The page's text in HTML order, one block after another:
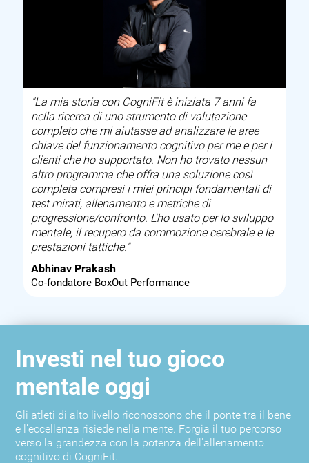
"La mia storia con CogniFit è iniziata 7 anni fa
nella ricerca di uno strumento di valutazione
completo che mi aiutasse ad analizzare le aree
chiave del funzionamento cognitivo per me e per i
clienti che ho supportato. Non ho trovato nessun
altro programma che offra una soluzione così
completa compresi i miei principi fondamentali di
test mirati, allenamento e metriche di
progressione/confronto. L'ho usato per lo sviluppo
mentale, il recupero da commozione cerebrale e le
prestazioni tattiche."
Abhinav Prakash
Co-fondatore BoxOut Performance
Investi nel tuo gioco
mentale oggi
Gli atleti di alto livello riconoscono che il ponte tra il bene
e l’eccellenza risiede nella mente. Forgia il tuo percorso
verso la grandezza con la potenza dell'allenamento
cognitivo di CogniFit.